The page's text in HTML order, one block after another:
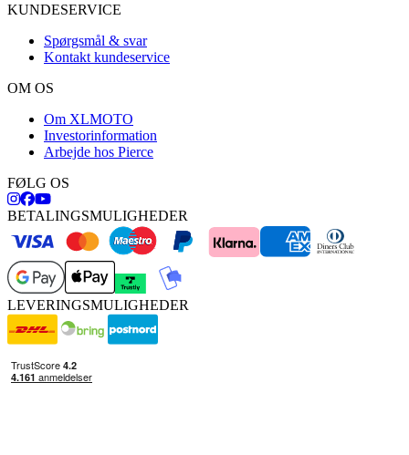
KUNDESERVICE
Spørgsmål & svar
Kontakt kundeservice
OM OS
Om XLMOTO
Investorinformation
Arbejde hos Pierce
FØLG OS
BETALINGSMULIGHEDER
LEVERINGSMULIGHEDER